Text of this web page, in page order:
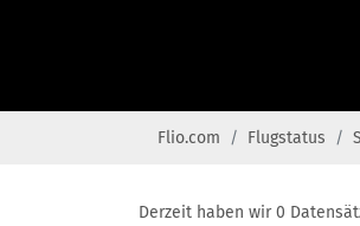
Flio.com Flugstatus
Derzeit haben wir 0